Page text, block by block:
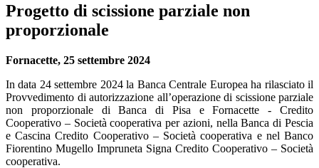
Progetto di scissione parziale non
proporzionale
Fornacette, 25 settembre 2024
In data 24 settembre 2024 la Banca Centrale Europea ha rilasciato il
Provvedimento di autorizzazione all’operazione di scissione parziale
non proporzionale di Banca di Pisa e Fornacette - Credito
Cooperativo – Società cooperativa per azioni, nella Banca di Pescia
e Cascina Credito Cooperativo – Società cooperativa e nel Banco
Fiorentino Mugello Impruneta Signa Credito Cooperativo – Società
cooperativa.